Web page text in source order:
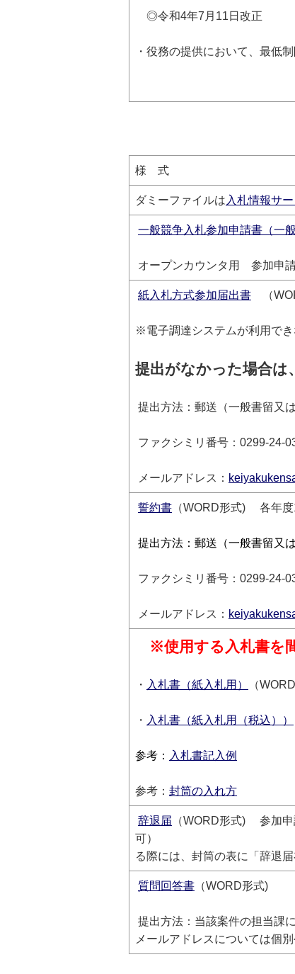
◎令和4年7月11日改正
・役務の提供において、最低
様 式
ダミーファイルは 入札情報サー
一般競争入札参加申請書（一
オープンカウンタ用 参加申
紙入札方式参加届出書 （
※電子調達システムが利用でき
提出がなかった場合は、
提出方法：郵送（一般書留又
ファクシミリ番号：0299-24-
メールアドレス：
誓約書 （WORD形式) 各年度
提出方法：郵送（一般書留又
ファクシミリ番号：0299-24-
メールアドレス：
※使用する入札書を
・ 入札書（紙入札用） （
・ 入札書（紙入札用（税込））
参考： 入札書記入例
参考： 封筒の入れ方
辞退届 （WORD形式) 参加申
可） 辞退する案
る際には、封筒の表に「辞退
質問回答書 （WORD形式)
提出方法：当該案件の担当課
メールアドレスについては個